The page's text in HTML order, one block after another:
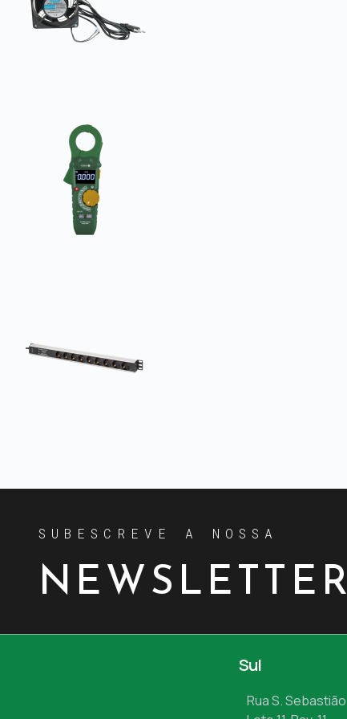
SUBESCREVE A NOSSA
NEWSLETTER
Sul
Rua S. Sebastião